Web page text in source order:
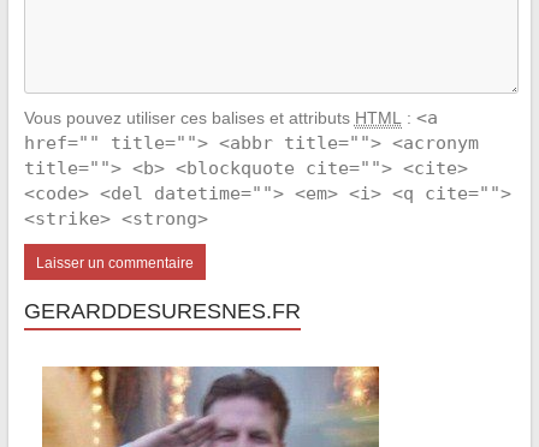
Vous pouvez utiliser ces balises et attributs HTML : <a
href="" title=""> <abbr title=""> <acronym
title=""> <b> <blockquote cite=""> <cite>
<code> <del datetime=""> <em> <i> <q cite="">
<strike> <strong>
GERARDDESURESNES.FR